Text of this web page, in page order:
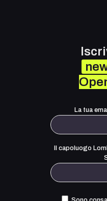
La tua
Il capoluogo